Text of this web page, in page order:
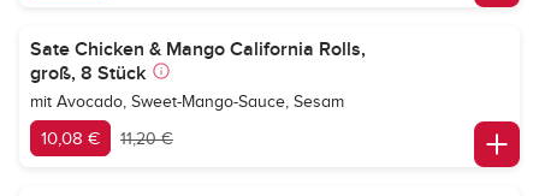
Sate Chicken & Mango California Rolls,
groß, 8 Stück
mit Avocado, Sweet-Mango-Sauce, Sesam
10,08 € 11,20 €